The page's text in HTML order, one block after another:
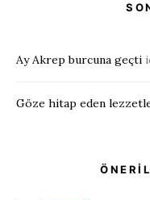
Ay Akrep burcuna geçti
Göze hitap eden